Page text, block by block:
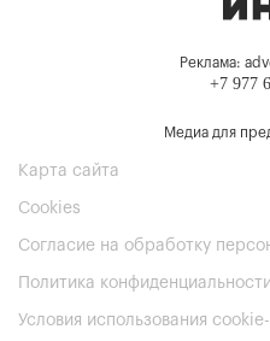
Реклама:
+7 977
Медиа для
Карта сайта
Cookies
Согласие на обработку
Политика конфиденциальности
Условия использования